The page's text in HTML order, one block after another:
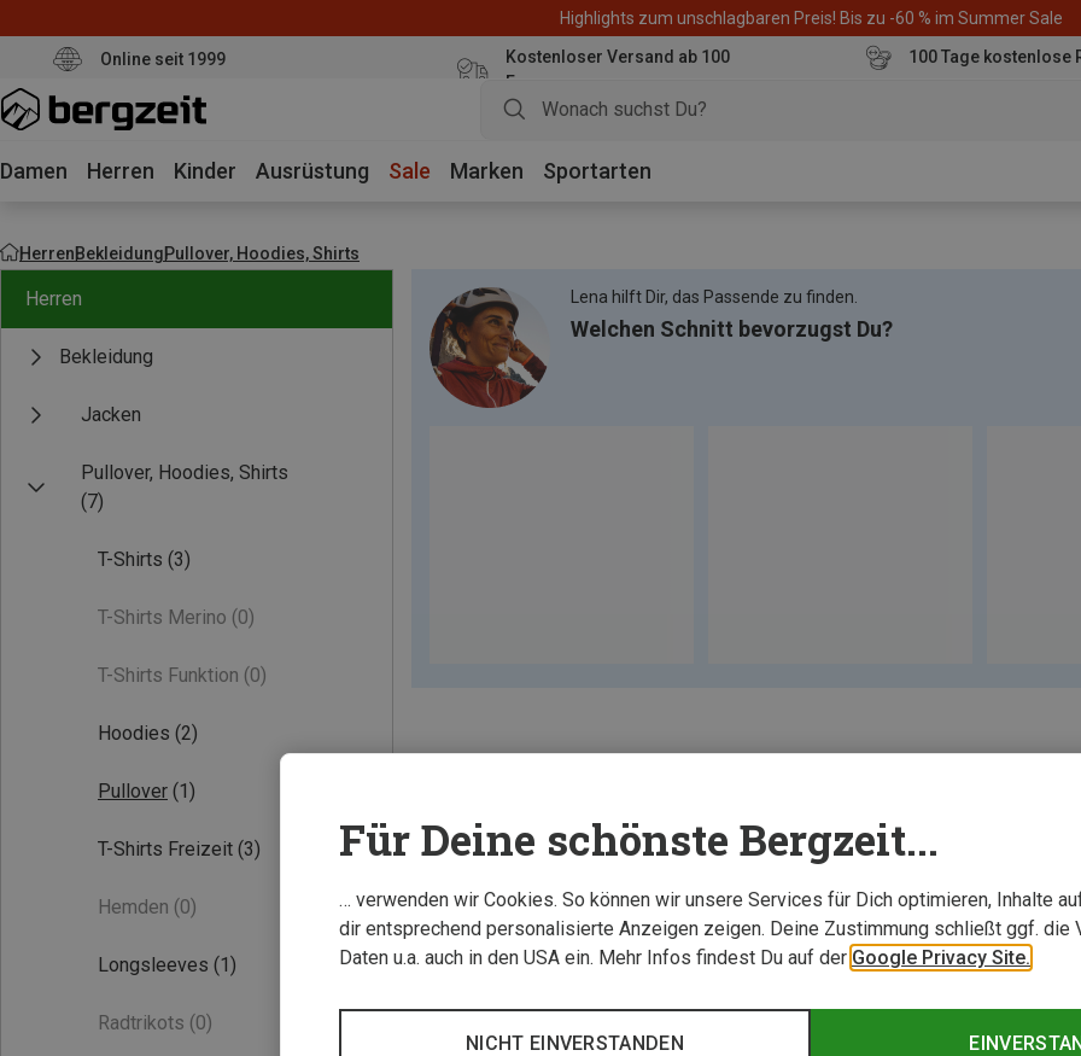
Highlights zum unschlagbaren Preis! Bis zu -60 % im Summer Sale
Online seit 1999
Kostenloser Versand ab 100
Euro
100 Tage kostenlose
Damen Herren Kinder Ausrüstung Sale Marken Sportarten
HerrenBekleidungPullover, Hoodies, Shirts
Herren
Bekleidung
Jacken
Pullover, Hoodies, Shirts
(7)
T-Shirts (3)
T-Shirts Merino (0)
T-Shirts Funktion (0)
Hoodies (2)
Pullover (1)
T-Shirts Freizeit (3)
Hemden (0)
Longsleeves (1)
Radtrikots (0)
Lena hilft Dir, das Passende zu finden.
Welchen Schnitt bevorzugst Du?
Für Deine schönste Bergzeit...
… verwenden wir Cookies. So können wir unsere Services für Dich optimieren, Inhalte
dir entsprechend personalisierte Anzeigen zeigen. Deine Zustimmung schließt ggf. die
Daten u.a. auch in den USA ein. Mehr Infos findest Du auf der Google Privacy Site.
NICHT EINVERSTANDEN